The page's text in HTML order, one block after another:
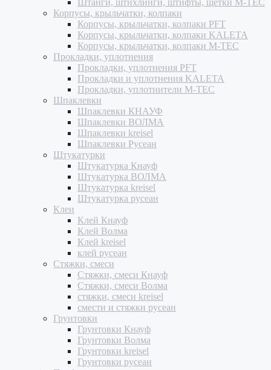
Штанги, штихлинги, штифты, щетки M-TEC
Корпусы, крыльчатки, колпаки
Корпусы, крыльчатки, колпаки PFT
Корпусы, крыльчатки, колпаки KALETA
Корпусы, крыльчатки, колпаки M-TEC
Прокладки, уплотнения
Прокладки, уплотнения PFT
Прокладки и уплотнения KALETA
Прокладки, уплотнители M-TEC
Шпаклевки
Шпаклевки КНАУФ
Шпаклевки ВОЛМА
Шпаклевки kreisel
Шпаклевки Русеан
Штукатурки
Штукатурка Кнауф
Штукатурка ВОЛМА
Штукатурка kreisel
Штукатурка русеан
Клеи
Клей Кнауф
Клей Волма
Клей kreisel
клей русеан
Стяжки, смеси
Стяжки, смеси Кнауф
Стяжки, смеси Волма
стяжки, смеси kreisel
смести и стяжки русеан
Грунтовки
Грунтовки Кнауф
Грунтовки Волма
Грунтовки kreisel
Грунтовки русеан